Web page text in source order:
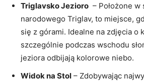
Triglavsko‌ Jezioro
– Położone
⁢narodowego ⁣Triglav, to miejsce,​
się z górami. Idealne na zdjęcia ‍o
szczególnie podczas wschodu
jeziora‌ odbijają kolorowe niebo.
Widok ​na Stol – Zdobywając